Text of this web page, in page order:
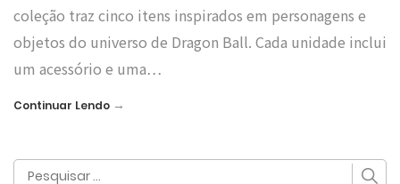
coleção traz cinco itens inspirados em personagens e
objetos do universo de Dragon Ball. Cada unidade inclui
um acessório e uma…
Continuar Lendo →